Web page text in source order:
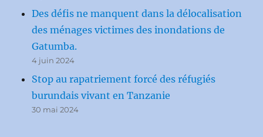
Des défis ne manquent dans la délocalisation
des ménages victimes des inondations de
Gatumba.
4 juin 2024
Stop au rapatriement forcé des réfugiés
burundais vivant en Tanzanie
30 mai 2024